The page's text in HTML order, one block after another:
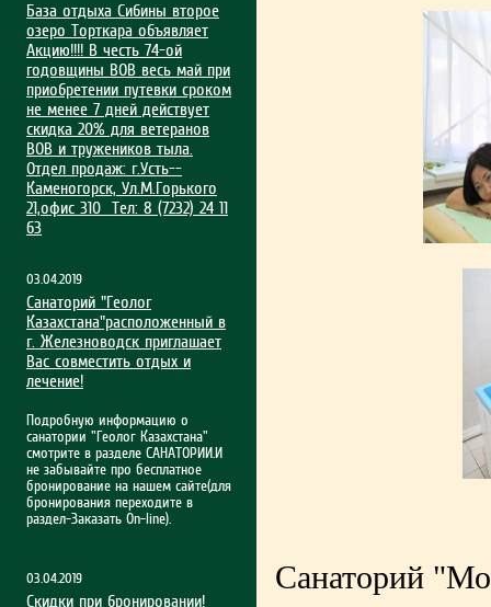
База отдыха Сибины второе
озеро Торткара объявляет
Акцию!!!! В честь 74-ой
годовщины ВОВ весь май при
приобрет­ении путевки сроком
не менее 7 дней действует
скидка 20% для ветеранов
ВОВ и тружеников тыла.
Отдел продаж: г.Усть-­
Каменогорск, Ул.М.Гор­ького
21,офис 310 Тел: 8 (7232) 24 11
63
03.04.2019
Санаторий "Геолог
Казахстана"расположенный в
г. Железноводск приглашает
Вас совместить отдых и
лечение!
Подробную информацию о
санатории "Геолог Казахстана"
смотрите в разделе САНАТОРИИ.И
не забывайте про бесплатное
бронирование на нашем сайте(для
бронирования переходите в
раздел-Заказать On-line).
03.04.2019
Скидки при бронировании!
Санаторий